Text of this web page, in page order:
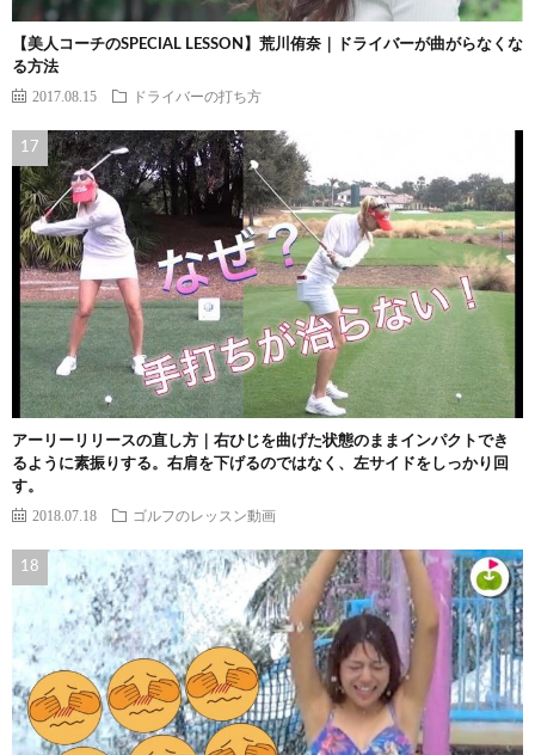
【美人コーチのSPECIAL LESSON】荒川侑奈｜ドライバーが曲がらなくな
る方法
2017.08.15 ドライバーの打ち方
アーリーリリースの直し方｜右ひじを曲げた状態のままインパクトでき
るように素振りする。右肩を下げるのではなく、左サイドをしっかり回
す。
2018.07.18 ゴルフのレッスン動画